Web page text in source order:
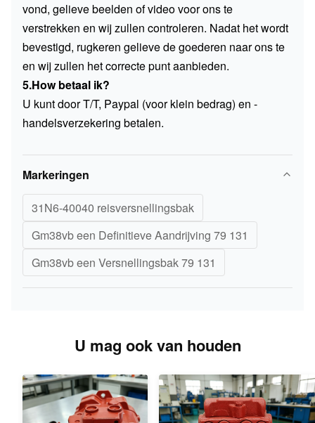
vond, gelieve beelden of video voor ons te
verstrekken en wij zullen controleren. Nadat het wordt
bevestigd, rugkeren gelieve de goederen naar ons te
en wij zullen het correcte punt aanbieden.
5.How betaal ik?
U kunt door T/T, Paypal (voor klein bedrag) en -
handelsverzekering betalen.
Markeringen
31N6-40040 reisversnellingsbak
Gm38vb een Definitieve Aandrijving 79 131
Gm38vb een Versnellingsbak 79 131
U mag ook van houden